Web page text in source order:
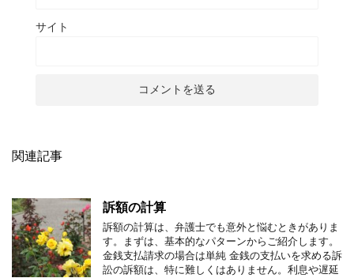
サイト
関連記事
訴額の計算
訴額の計算は、弁護士でも意外と悩むときがありま
す。まずは、基本的なパターンからご紹介します。
金銭支払請求の場合は単純 金銭の支払いを求める訴
訟の訴額は、特に難しくはありません。利息や遅延